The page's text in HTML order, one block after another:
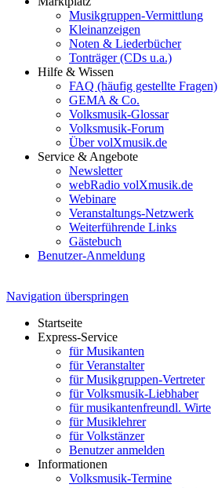
Musikgruppen-Vermittlung
Kleinanzeigen
Noten & Liederbücher
Tonträger (CDs u.a.)
Hilfe & Wissen
FAQ (häufig gestellte Fragen)
GEMA & Co.
Volksmusik-Glossar
Volksmusik-Forum
Über volXmusik.de
Service & Angebote
Newsletter
webRadio volXmusik.de
Webinare
Veranstaltungs-Netzwerk
Weiterführende Links
Gästebuch
Benutzer-Anmeldung
Navigation überspringen
Startseite
Express-Service
für Musikanten
für Veranstalter
für Musikgruppen-Vertreter
für Volksmusik-Liebhaber
für musikantenfreundl. Wirte
für Musiklehrer
für Volkstänzer
Benutzer anmelden
Informationen
Volksmusik-Termine